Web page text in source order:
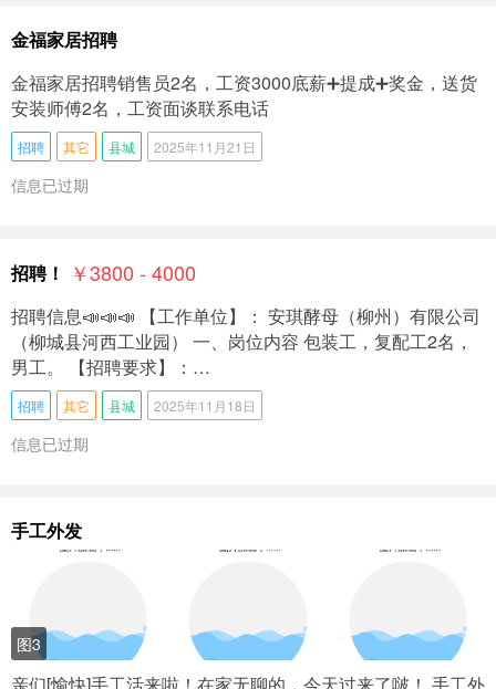
金福家居招聘
金福家居招聘销售员2名，工资3000底薪➕提成➕奖金，送货
安装师傅2名，工资面谈联系电话
招聘 其它 县城 2025年11月21日
信息已过期
招聘！ ￥3800 - 4000
招聘信息📣📣📣 【工作单位】： 安琪‭酵母（柳州）有限公司
（柳城县河西工业园） 一、岗位内容 包装工，复配工2名，
男工。 【招聘要求】：…
招聘 其它 县城 2025年11月18日
信息已过期
手工外发
图3